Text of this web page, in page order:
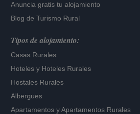
Anuncia gratis tu alojamiento
Blog de Turismo Rural
Tipos de alojamiento:
Casas Rurales
Hoteles y Hoteles Rurales
Hostales Rurales
Albergues
Apartamentos yApartamentos Rurales